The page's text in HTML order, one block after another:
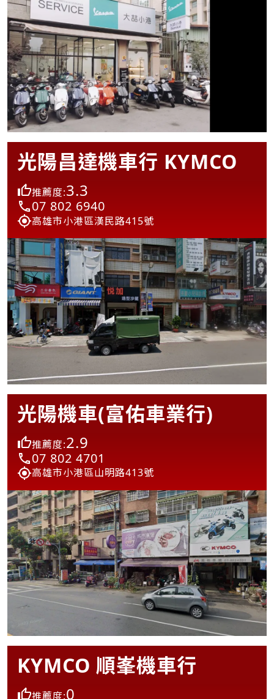
光陽昌達機車行 KYMCO
推薦度:3.3
07 802 6940
高雄市小港區漢民路415號
光陽機車(富佑車業行)
推薦度:2.9
07 802 4701
高雄市小港區山明路413號
KYMCO 順峯機車行
推薦度:0